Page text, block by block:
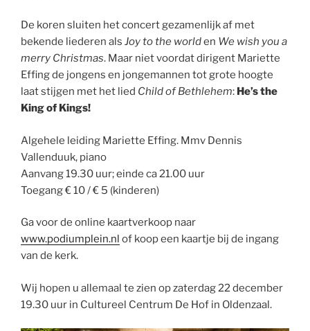
De koren sluiten het concert gezamenlijk af met
bekende liederen als Joy to the worlden We wish you a
merry Christmas. Maar niet voordat dirigent Mariette
Effing de jongens en jongemannen tot grote hoogte
laat stijgen met het lied Child of Bethlehem: He’s the
King of Kings!
Algehele leiding Mariette Effing. Mmv Dennis
Vallenduuk, piano
Aanvang 19.30 uur; einde ca 21.00 uur
Toegang € 10 / € 5 (kinderen)
Ga voor de online kaartverkoop naar
www.podiumplein.nl of koop een kaartje bij de ingang
van de kerk.
Wij hopen u allemaal te zien op zaterdag 22 december
19.30 uur in Cultureel Centrum De Hof in Oldenzaal.